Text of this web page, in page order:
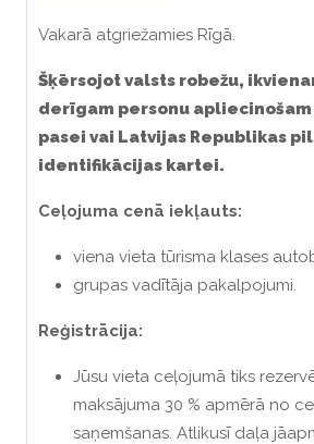
Vakarā atgriežamies Rīgā.
Šķērsojotvalsts robežu,
derīgam personu
pasei vai Latvijas Republikas
identifikācijas kartei.
Ceļojuma cenā iekļauts:
viena vieta tūrisma klases
grupas vadītāja pakalpojumi.
Reģistrācija:
Jūsu vieta ceļojumā tiks
maksājuma 30 % apmērā no
saņemšanas. Atlikusī daļa